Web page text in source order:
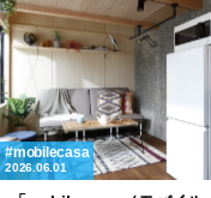
mobilecasa
2026.06.01